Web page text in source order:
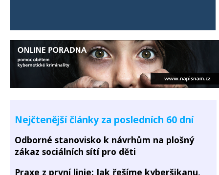
Nejčtenější články za posledních 60 dní
Odborné stanovisko k návrhům na plošný
zákaz sociálních sítí pro děti
Praxe z první linie: Jak řešíme kyberšikanu,